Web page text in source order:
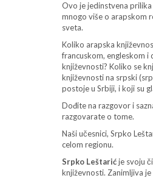
Ovo je jedinstvena
mnogo više o arapskom
sveta.
Koliko arapska
francuskom, engleskom
književnosti? Koliko se
književnosti na srpski
postoje u Srbiji, i koji su
Dođite na razgovor i
razgovarate o tome.
Naši učesnici, Srpko
celom regionu.
Srpko Leštarićje svoju
književnosti. Zanimljiva